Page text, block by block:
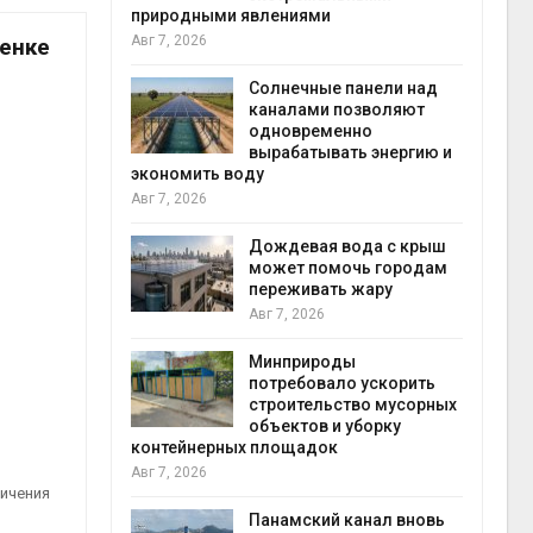
сбор
природными явлениями
Авг 7, 2026
Солнечные панели над
каналами позволяют
одновременно
вырабатывать энергию и
экономить воду
Авг 7, 2026
Дождевая вода с крыш
может помочь городам
переживать жару
Авг 7, 2026
Минприроды
потребовало ускорить
строительство мусорных
объектов и уборку
контейнерных площадок
Авг 7, 2026
Панамский канал вновь